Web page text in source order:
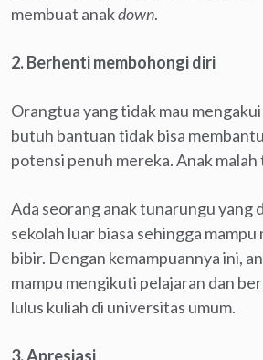
membuat anakdown.
2.Berhenti membohongi diri
Orangtua yang tidak mau
butuh bantuan tidak bisa
potensi penuh mereka. Anak
Ada seorang anak tunarungu yang
sekolah luar biasa sehingga
bibir. Dengan kemampuannya ini,
mampu mengikuti pelajaran dan
lulus kuliah di universitas umum.
3. Apresiasi